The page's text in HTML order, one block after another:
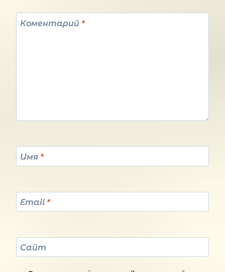
Коментарий *
Имя *
Email *
Сайт